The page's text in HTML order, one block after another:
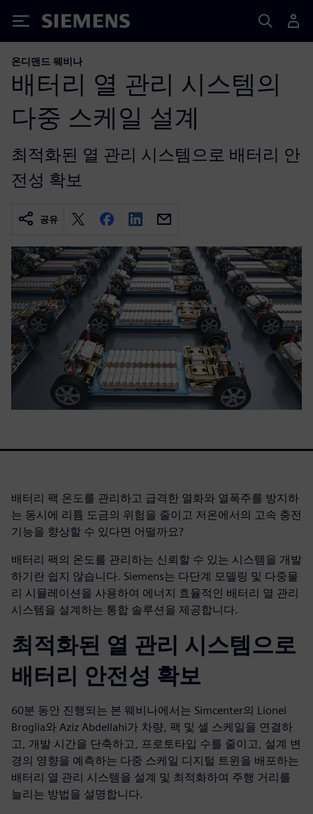
Siemens
온디맨드 웨비나
배터리 열 관리 시스템의
다중 스케일 설계
최적화된 열 관리 시스템으로 배터리 안
전성 확보
공유
배터리 팩 온도를 관리하고 급격한 열화와 열폭주를 방지하
는 동시에 리튬 도금의 위험을 줄이고 저온에서의 고속 충전
기능을 향상할 수 있다면 어떨까요?
배터리 팩의 온도를 관리하는 신뢰할 수 있는 시스템을 개발
하기란 쉽지 않습니다. Siemens는 다단계 모델링 및 다중물
리 시뮬레이션을 사용하여 에너지 효율적인 배터리 열 관리
시스템을 설계하는 통합 솔루션을 제공합니다.
최적화된 열 관리 시스템으로
배터리 안전성 확보
60분 동안 진행되는 본 웨비나에서는 Simcenter의 Lionel
Broglia와 Aziz Abdellahi가 차량, 팩 및 셀 스케일을 연결하
고, 개발 시간을 단축하고, 프로토타입 수를 줄이고, 설계 변
경의 영향을 예측하는 다중 스케일 디지털 트윈을 배포하는
배터리 열 관리 시스템을 설계 및 최적화하여 주행 거리를
늘리는 방법을 설명합니다.